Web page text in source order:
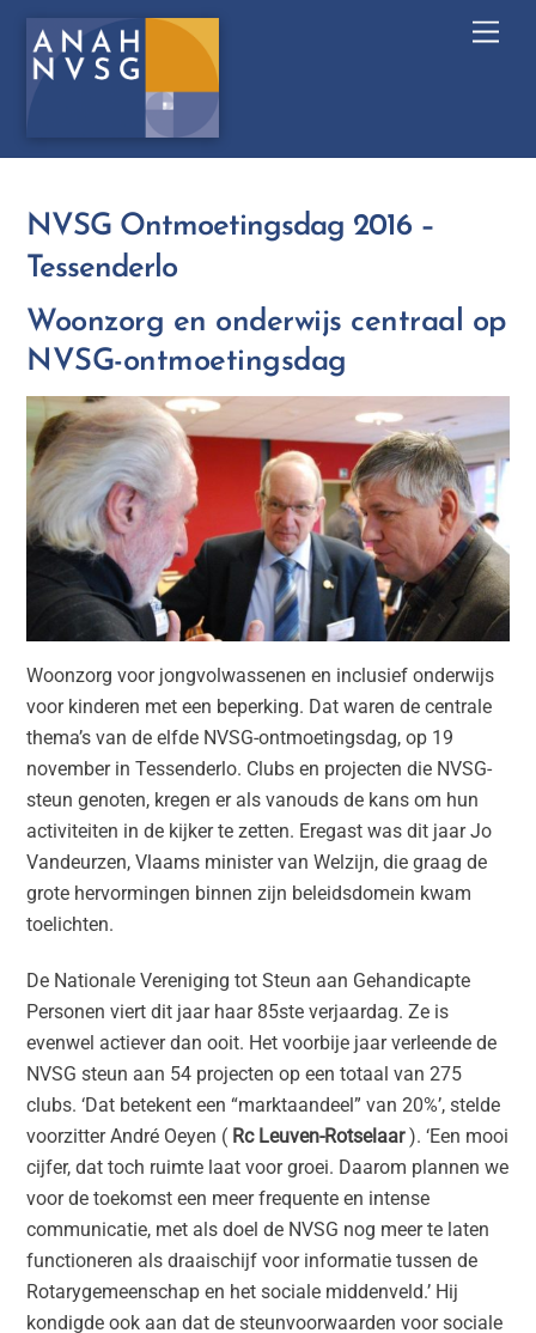
Skip
content
NVSG Ontmoetingsdag 2016 –
Tessenderlo
Woonzorg en onderwijs centraal op
NVSG-ontmoetingsdag
Woonzorg voor jongvolwassenen en inclusief onderwijs
voor kinderen met een beperking. Dat waren de centrale
thema’s van de elfde NVSG-ontmoetingsdag, op 19
november in Tessenderlo. Clubs en projecten die NVSG-
steun genoten, kregen er als vanouds de kans om hun
activiteiten in de kijker te zetten. Eregast was dit jaar Jo
Vandeurzen, Vlaams minister van Welzijn, die graag de
grote hervormingen binnen zijn beleidsdomein kwam
toelichten.
De Nationale Vereniging tot Steun aan Gehandicapte
Personen viert dit jaar haar 85ste verjaardag. Ze is
evenwel actiever dan ooit. Het voorbije jaar verleende de
NVSG steun aan 54 projecten op een totaal van 275
clubs. ‘Dat betekent een “marktaandeel” van 20%’, stelde
voorzitter André Oeyen ( Rc Leuven-Rotselaar). ‘Een mooi
cijfer, dat toch ruimte laat voor groei. Daarom plannen we
voor de toekomst een meer frequente en intense
communicatie, met als doel de NVSG nog meer te laten
functioneren als draaischijf voor informatie tussen de
Rotarygemeenschap en het sociale middenveld.’ Hij
kondigde ook aan dat de steunvoorwaarden voor sociale